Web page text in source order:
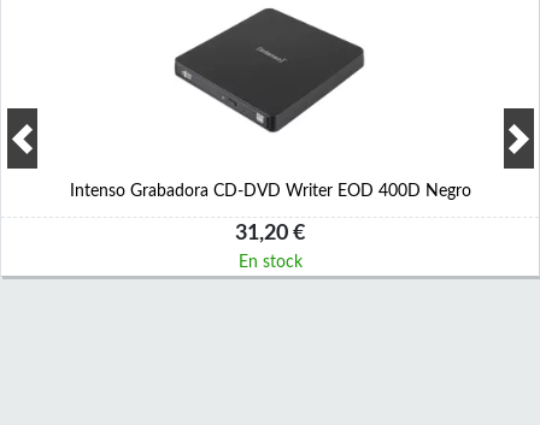
Intenso Grabadora CD-DVD Writer EOD 400D Negro
31,20 €
En stock